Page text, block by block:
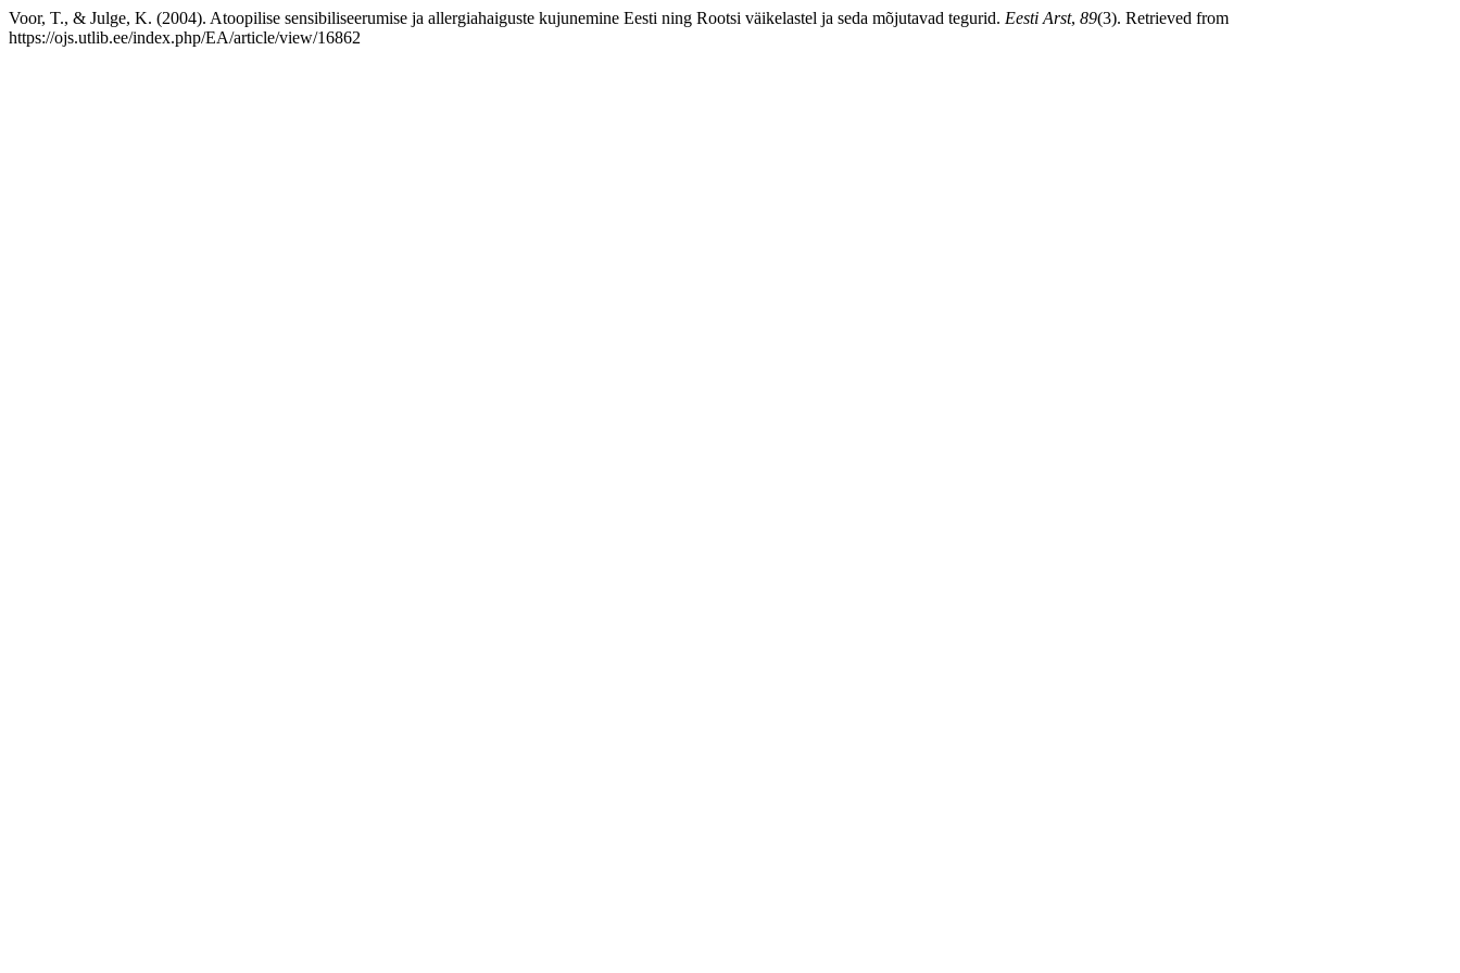
Voor, T., & Julge, K. (2004). Atoopilise sensibiliseerumise ja allergiahaiguste kujunemine Eesti ning Rootsi väikelastel ja seda mõjutavad tegurid. Eesti Arst, 89(3). Retrieved from
https://ojs.utlib.ee/index.php/EA/article/view/16862